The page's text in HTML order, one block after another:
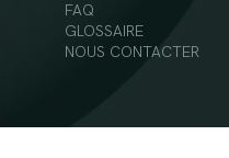
FAQ
GLOSSAIRE
NOUS CONTACTER